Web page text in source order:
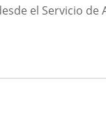
el Servicio